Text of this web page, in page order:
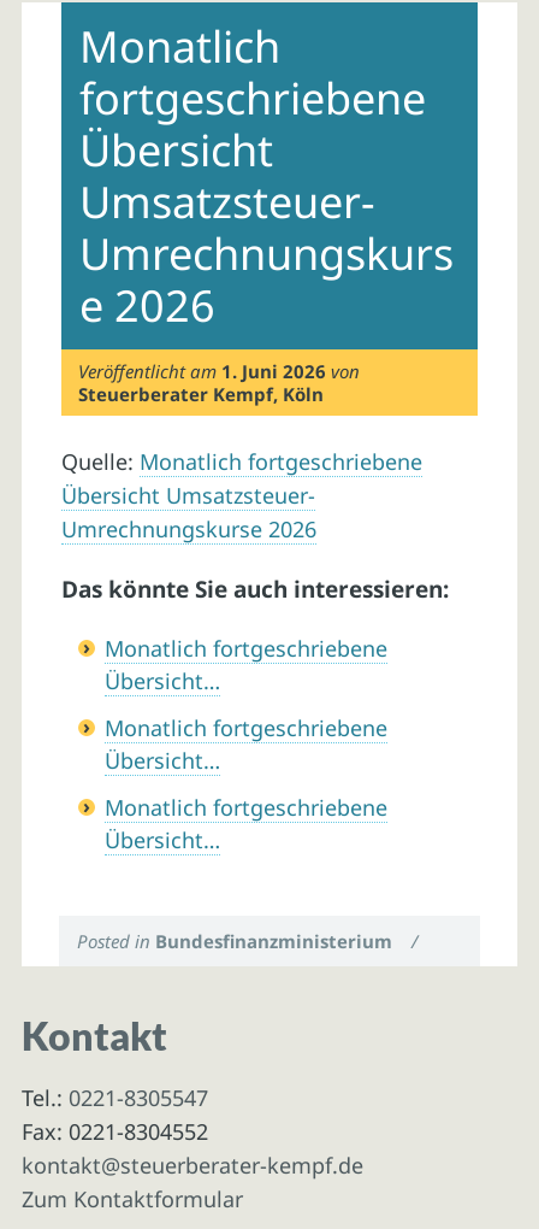
contentMonatlich
fortgeschriebene
Übersicht
Umsatzsteuer-
Umrechnungskurs
e 2026
Veröffentlicht am 1. Juni 2026 von
Steuerberater Kempf, Köln
Quelle: Monatlich fortgeschriebene
Übersicht Umsatzsteuer-
Umrechnungskurse 2026
Das könnte Sie auch interessieren:
Monatlich fortgeschriebene
Übersicht…
Monatlich fortgeschriebene
Übersicht…
Monatlich fortgeschriebene
Übersicht…
Posted in Bundesfinanzministerium /
Kontakt
Tel.: 0221-8305547
Fax: 0221-8304552
kontakt@steuerberater-kempf.de
Zum Kontaktformular